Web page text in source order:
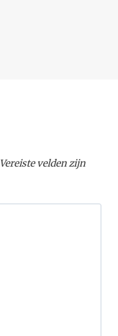
Vereiste velden zijn